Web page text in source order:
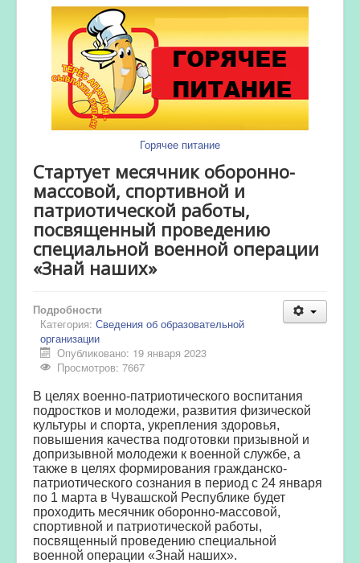
Горячее питание
Стартует месячник оборонно-
массовой, спортивной и
патриотической работы,
посвященный проведению
специальной военной операции
«Знай наших»
Подробности
Категория: Сведения об образовательной
организации
Опубликовано: 19 января 2023
Просмотров: 7667
В целях военно-патриотического воспитания
подростков и молодежи, развития физической
культуры и спорта, укрепления здоровья,
повышения качества подготовки призывной и
допризывной молодежи к военной службе, а
также в целях формирования гражданско-
патриотического сознания в период с 24 января
по 1 марта в Чувашской Республике будет
проходить месячник оборонно-массовой,
спортивной и патриотической работы,
посвященный проведению специальной
военной операции «Знай наших».